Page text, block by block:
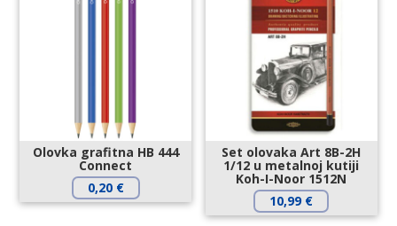
Olovka grafitna HB 444
Connect
0,20 €
Set olovaka Art 8B-2H
1/12 u metalnoj kutiji
Koh-I-Noor 1512N
10,99 €